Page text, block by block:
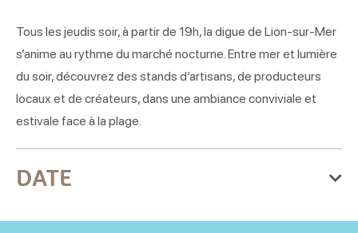
Tous les jeudis soir, à partir de 19h, la digue de Lion-sur-Mer
s’anime au rythme du marché nocturne. Entre mer et lumière
du soir, découvrez des stands d’artisans, de producteurs
locaux et de créateurs, dans une ambiance conviviale et
estivale face à la plage.
DATE
Le jeudi 06 août 2026